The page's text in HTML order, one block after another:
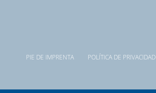
PIE DE IMPRENTA POLÍTICA DE PRIVACIDAD